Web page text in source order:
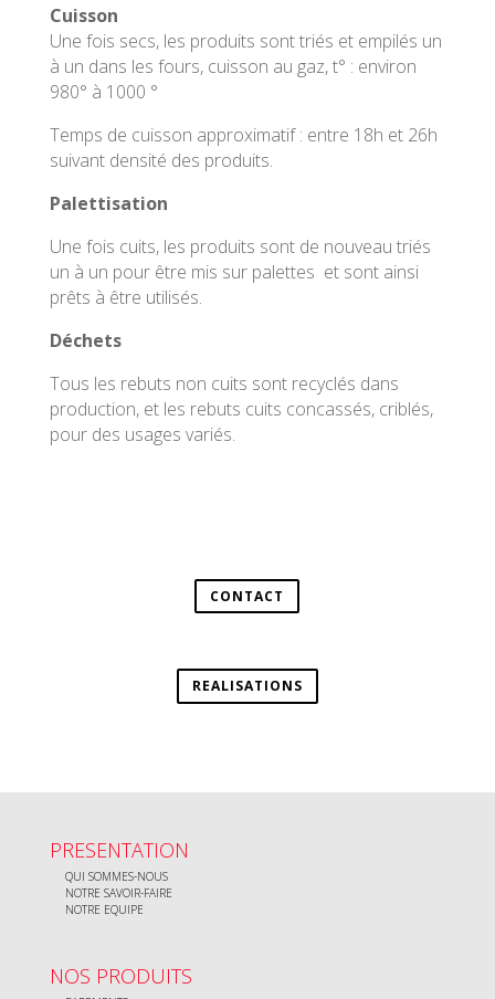
Cuisson
Une fois secs, les produits sont triés et empilés un
à un dans les fours, cuisson au gaz, t° : environ
980° à 1000 °
Temps de cuisson approximatif : entre 18h et 26h
suivant densité des produits.
Palettisation
Une fois cuits, les produits sont de nouveau triés
un à un pour être mis sur palettes et sont ainsi
prêts à être utilisés.
Déchets
Tous les rebuts non cuits sont recyclés dans
production, et les rebuts cuits concassés, criblés,
pour des usages variés.
CONTACT
REALISATIONS
PRESENTATION
QUI SOMMES-NOUS
NOTRE SAVOIR-FAIRE
NOTRE EQUIPE
NOS PRODUITS